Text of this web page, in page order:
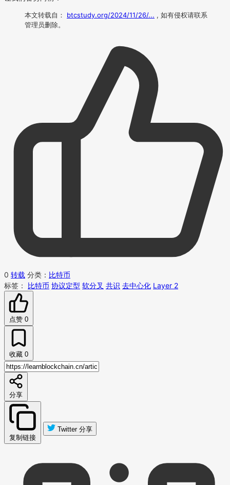
本文转载自： btcstudy.org/2024/11/26/... , 如有侵权请联系
管理员删除。
0 转载 分类： 比特币
标签：
比特币 协议定型 软分叉 共识 去中心化 Layer 2
点赞 0
收藏 0
分享
复制链接
Twitter 分享